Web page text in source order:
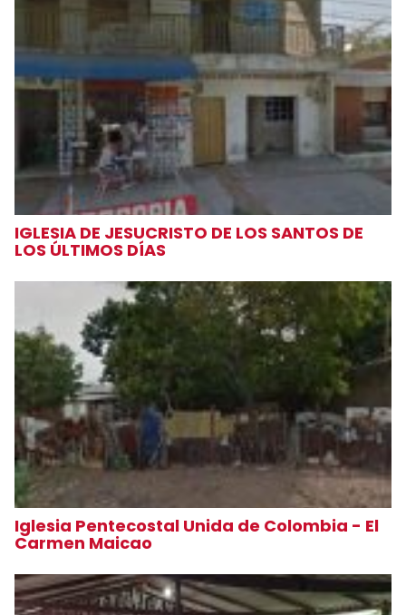
IGLESIA DE JESUCRISTO DE LOS SANTOS DE
LOS ÚLTIMOS DÍAS
Iglesia Pentecostal Unida de Colombia - El
Carmen Maicao